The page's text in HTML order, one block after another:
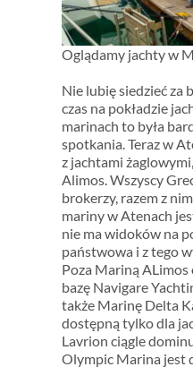
Oglądamy jachty w
Nie lubię siedzieć za
czas na pokładzie
marinach to była
spotkania. Teraz w
z jachtami
Alimos. Wszyscy
brokerzy, razem z
mariny w Atenach
nie ma widoków na
państwowa i z tego
Poza Mariną
bazę Navigare
także Marinę Delta
dostępną tylko dla
Lavrion ciągle
Olympic Marina jest